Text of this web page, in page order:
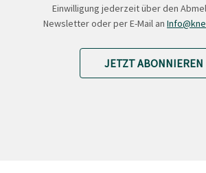
Einwilligung jederzeit über den
Newsletter oder per E-Mail an
JETZT ABONNIEREN